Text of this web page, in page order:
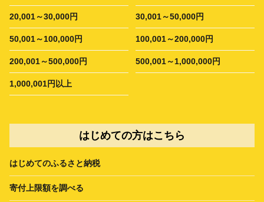
20,001～30,000円 30,001～50,000円
50,001～100,000円 100,001～200,000円
200,001～500,000円 500,001～1,000,000円
1,000,001円以上
はじめての方はこちら
はじめてのふるさと納税
寄付上限額を調べる